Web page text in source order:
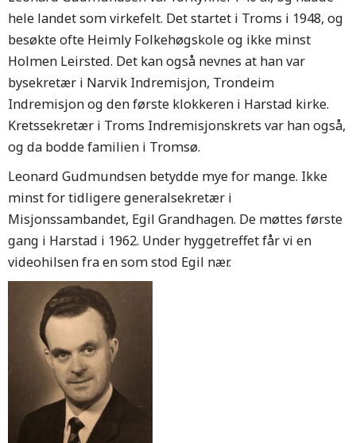
hele landet som virkefelt. Det startet i Troms i 1948, og
besøkte ofte Heimly Folkehøgskole og ikke minst
Holmen Leirsted. Det kan også nevnes at han var
bysekretær i Narvik Indremisjon, Trondeim
Indremisjon og den første klokkeren i Harstad kirke.
Kretssekretær i Troms Indremisjonskrets var han også,
og da bodde familien i Tromsø.
Leonard Gudmundsen betydde mye for mange. Ikke
minst for tidligere generalsekretær i
Misjonssambandet, Egil Grandhagen. De møttes første
gang i Harstad i 1962. Under hyggetreffet får vi en
videohilsen fra en som stod Egil nær.